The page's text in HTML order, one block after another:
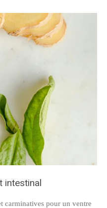
intestinal
carminatives pour un ventre